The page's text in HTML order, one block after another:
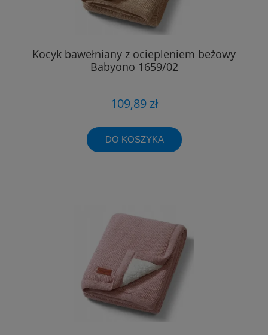
Kocyk bawełniany z ociepleniem beżowy
Babyono 1659/02
109,89 zł
DO KOSZYKA